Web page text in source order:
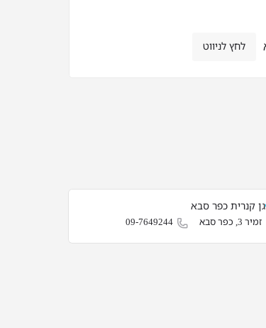
לחץ לניווט
גן קנרית כפר סבא
זמיר 3, כפר סבא 09-7649244